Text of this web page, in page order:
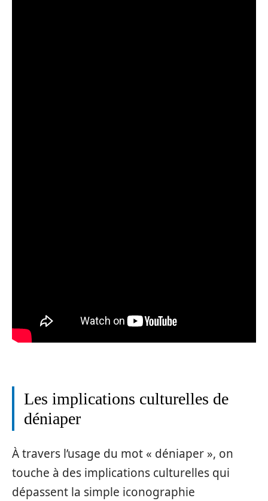
Les implications culturelles de
déniaper
À travers l’usage du mot « déniaper », on
touche à des implications culturelles qui
dépassent la simple iconographie